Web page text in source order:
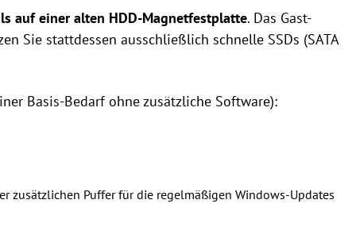
auf einer alten HDD-Magnetfestplatte. Das Gast-
Sie stattdessen ausschließlich schnelle SSDs (SATA
Basis-Bedarf ohne zusätzliche Software):
zusätzlichen Puffer für die regelmäßigen Windows-Updates